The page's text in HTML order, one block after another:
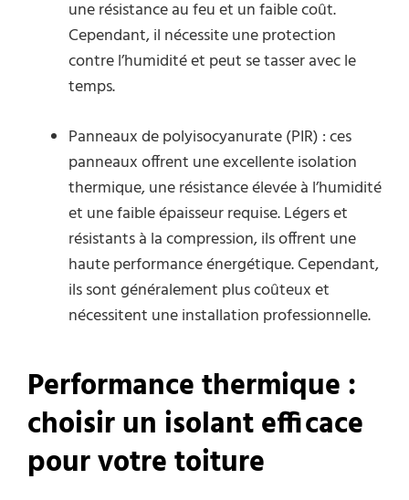
une résistance au feu et un faible coût.
Cependant, il nécessite une protection
contre l’humidité et peut se tasser avec le
temps.
Panneaux de polyisocyanurate (PIR) : ces
panneaux offrent une excellente isolation
thermique, une résistance élevée à l’humidité
et une faible épaisseur requise. Légers et
résistants à la compression, ils offrent une
haute performance énergétique. Cependant,
ils sont généralement plus coûteux et
nécessitent une installation professionnelle.
Performance thermique :
choisir un isolant efficace
pour votre toiture